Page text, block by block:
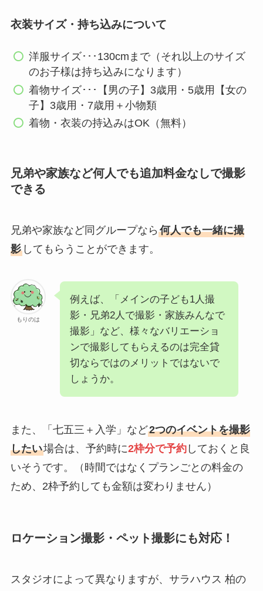
衣装サイズ・持ち込みについて
洋服サイズ･･･130cmまで（それ以上のサイズ
のお子様は持ち込みになります）
着物サイズ･･･【男の子】3歳用・5歳用【女の
子】3歳用・7歳用＋小物類
着物・衣装の持込みはOK（無料）
兄弟や家族など何人でも追加料金なしで撮影
できる
兄弟や家族など同グループなら 何人でも一緒に撮
影してもらうことができます。
もりのは
例えば、「メインの子ども1人撮
影・兄弟2人で撮影・家族みんなで
撮影」など、様々なバリエーショ
ンで撮影してもらえるのは完全貸
切ならではのメリットではないで
しょうか。
また、「七五三＋入学」など2つのイベントを撮影
したい場合は、予約時に2枠分で予約しておくと良
いそうです。（時間ではなくプランごとの料金の
ため、2枠予約しても金額は変わりません）
ロケーション撮影・ペット撮影にも対応！
スタジオによって異なりますが、サラハウス 柏の